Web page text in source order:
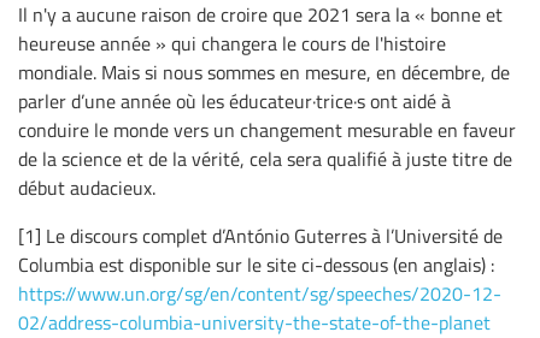
Il n'y a aucune raison de croire que 2021 sera la « bonne et
heureuse année » qui changera le cours de l'histoire
mondiale. Mais si nous sommes en mesure, en décembre, de
parler d’une année où les éducateur·trice·s ont aidé à
conduire le monde vers un changement mesurable en faveur
de la science et de la vérité, cela sera qualifié à juste titre de
début audacieux.
[1] Le discours complet d’António Guterres à l’Université de
Columbia est disponible sur le site ci-dessous (en anglais) :
https://www.un.org/sg/en/content/sg/speeches/2020-12-
02/address-columbia-university-the-state-of-the-planet